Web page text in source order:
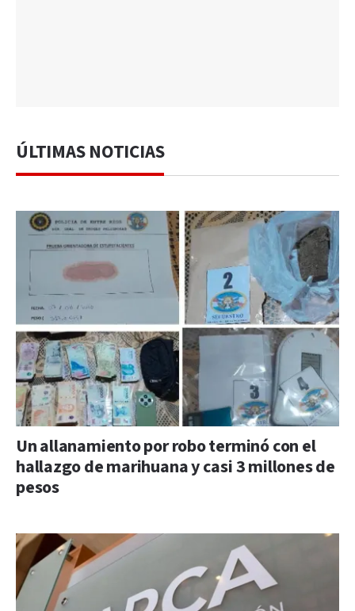
ÚLTIMAS NOTICIAS
Un allanamiento por robo terminó con el
hallazgo de marihuana y casi 3 millones de
pesos